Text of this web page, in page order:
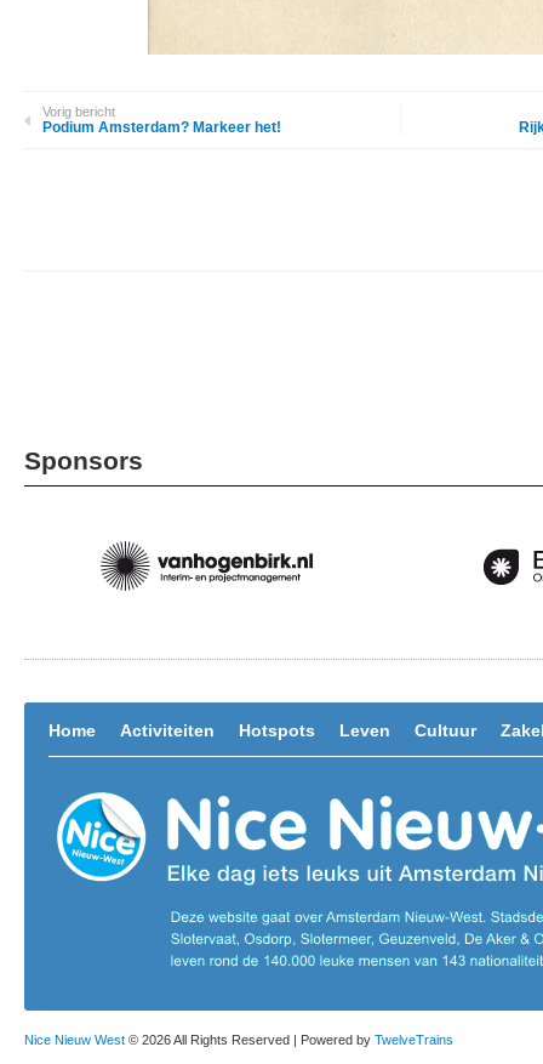
Vorig bericht
Podium Amsterdam? Markeer het!
Sponsors
Home Activiteiten Hotspots Leven Cultuur
Nice Nieuw West © 2026 All Rights Reserved | Powered by TwelveTrains